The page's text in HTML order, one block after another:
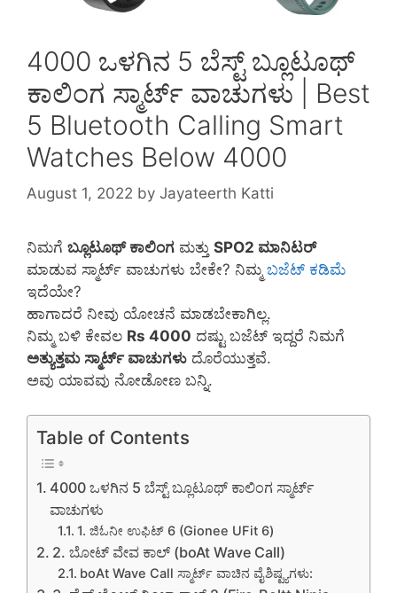
4000 ಒಳಗಿನ 5 ಬೆಸ್ಟ್ ಬ್ಲೂಟೂಥ್
ಕಾಲಿಂಗ ಸ್ಮಾರ್ಟ್ ವಾಚುಗಳು | Best
5 Bluetooth Calling Smart
Watches Below 4000
August 1, 2022 by Jayateerth Katti
ನಿಮಗೆ ಬ್ಲೂಟೂಥ್ ಕಾಲಿಂಗ ಮತ್ತು SPO2 ಮಾನಿಟರ್
ಮಾಡುವ ಸ್ಮಾರ್ಟ್ ವಾಚುಗಳು ಬೇಕೇ? ನಿಮ್ಮ ಬಜೆಟ್ ಕಡಿಮೆ
ಇದೆಯೇ?
ಹಾಗಾದರೆ ನೀವು ಯೋಚನೆ ಮಾಡಬೇಕಾಗಿಲ್ಲ.
ನಿಮ್ಮ ಬಳಿ ಕೇವಲ Rs 4000 ದಷ್ಟು ಬಜೆಟ್ ಇದ್ದರೆ ನಿಮಗೆ
ಅತ್ಯುತ್ತಮ ಸ್ಮಾರ್ಟ್ ವಾಚುಗಳು ದೊರೆಯುತ್ತವೆ.
ಅವು ಯಾವವು ನೋಡೋಣ ಬನ್ನಿ.
Table of Contents
4000 ಒಳಗಿನ 5 ಬೆಸ್ಟ್ ಬ್ಲೂಟೂಥ್ ಕಾಲಿಂಗ ಸ್ಮಾರ್ಟ್
ವಾಚುಗಳು
1. ಜಿಓನೀ ಉಫಿಟ್ 6 (Gionee UFit 6)
2. ಬೋಟ್ ವೇವ ಕಾಲ್ (boAt Wave Call)
boAt Wave Call ಸ್ಮಾರ್ಟ್ ವಾಚಿನ ವೈಶಿಷ್ಟ್ಯಗಳು: